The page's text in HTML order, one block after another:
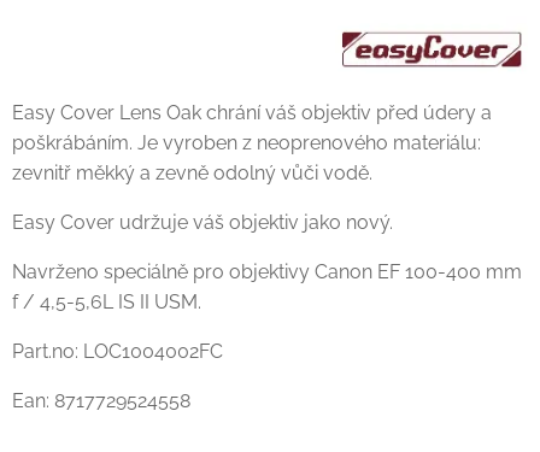
Easy Cover Lens Oak chrání váš objektiv před údery a
poškrábáním. Je vyroben z neoprenového materiálu:
zevnitř měkký a zevně odolný vůči vodě.
Easy Cover udržuje váš objektiv jako nový.
Navrženo speciálně pro objektivy Canon EF 100-400 mm
f / 4,5-5,6L IS II USM.
Part.no: LOC1004002FC
Ean: 8717729524558